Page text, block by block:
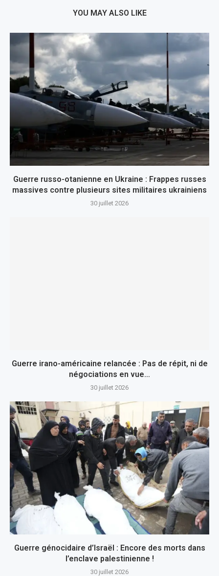
YOU MAY ALSO LIKE
Guerre russo-otanienne en Ukraine : Frappes russes
massives contre plusieurs sites militaires ukrainiens
30 juillet 2026
Guerre irano-américaine relancée : Pas de répit, ni de
négociations en vue…
30 juillet 2026
Guerre génocidaire d’Israël : Encore des morts dans
l’enclave palestinienne !
30 juillet 2026